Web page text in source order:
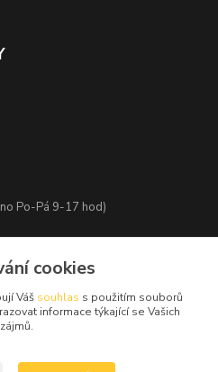
Po-Pá 9-17 hod)
cookies
Váš souhlas s použitím souborů
informace týkající se Vašich
zájmů.